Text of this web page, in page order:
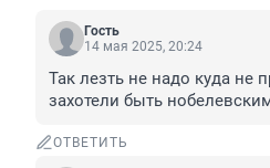
Гость
14 мая 2025, 20:24
Так лезть не надо куда не
захотели быть
ОТВЕТИТЬ